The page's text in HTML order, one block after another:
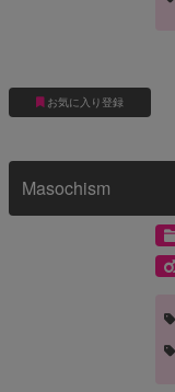
お気に入り登録
Masochism